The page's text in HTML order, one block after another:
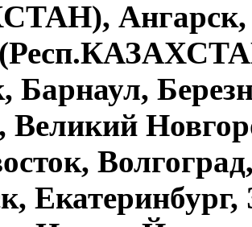
Ангарск,
Барнаул,
Великий